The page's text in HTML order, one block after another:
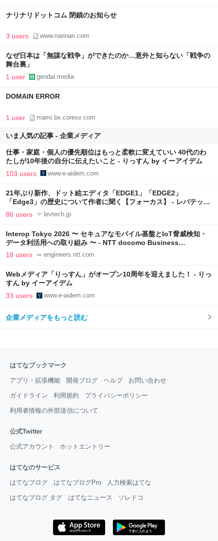
ナリナリドットコム 閉鎖のお知らせ
3 users www.narinari.com
なぜ日本は「無謀な戦争」ができたのか…意外と知らない「戦争の
舞台裏」
1 user gendai.media
DOMAIN ERROR
1 user mami.bx.coresv.com
いま人気の記事 - 企業メディア
仕事・家庭・個人の優先順位はもっと柔軟に変えていい 40代のわ
たしが10年後の自分に伝えたいこと - りっすん by イーアイデム
103 users www.e-aidem.com
21年ぶり新作、ドット絵エディタ「EDGE1」「EDGE2」
「Edge3」の歴史について作者に聞く【フォーカス】 - レバテック
LAB
86 users levtech.jp
Interop Tokyo 2026 〜 セキュアなモバイル基盤とIoT脅威検知・
データ利活用への取り組み 〜 - NTT docomo Business
Engineers' Blog
18 users engineers.ntt.com
Webメディア「りっすん」がオープン10周年を迎えました！ - りっ
すん by イーアイデム
33 users www.e-aidem.com
企業メディアをもっと読む
はてなブックマーク
アプリ・拡張機能 開発ブログ ヘルプ お問い合わせ
ガイドライン 利用規約 プライバシーポリシー
利用者情報の外部送信について
公式Twitter
公式アカウント ホットエントリー
はてなのサービス
はてなブログ はてなブログPro 人力検索はてな
はてなブログ タグ はてなニュース ソレドコ